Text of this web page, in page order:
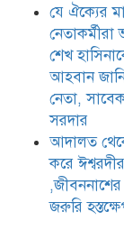
যে ঐক্যের
নেতাকর্মীরা
শেখ
আহবান
নেতা,
সরদার
আদালত
করে
,জীবননাশের
জরুরি